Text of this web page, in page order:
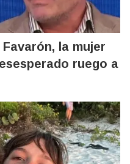
la mujer
ruego a